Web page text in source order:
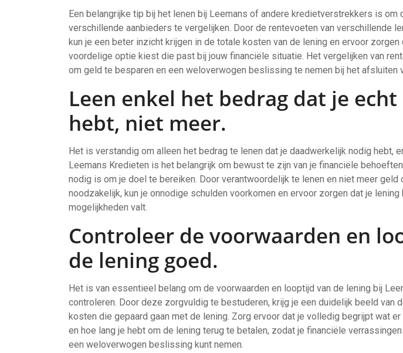
Een belangrijke tip bij het lenen bij Leemans of andere kredietverstrekkers is om
verschillende aanbieders te vergelijken. Door de rentevoeten van verschillende
kun je een beter inzicht krijgen in de totale kosten van de lening en ervoor
voordelige optie kiest die past bij jouw financiële situatie. Het vergelijken van
om geld te besparen en een weloverwogen beslissing te nemen bij het afsluiten
Leen enkel het bedrag dat je
hebt, niet meer.
Het is verstandig om alleen het bedrag te lenen dat je daadwerkelijk nodig hebt,
Leemans Kredieten is het belangrijk om bewust te zijn van je financiële
nodig is om je doel te bereiken. Door verantwoordelijk te lenen en niet meer geld
noodzakelijk, kun je onnodige schulden voorkomen en ervoor zorgen dat je lening
mogelijkheden valt.
Controleer de voorwaarden en
de lening goed.
Het is van essentieel belang om de voorwaarden en looptijd van de lening bij
controleren. Door deze zorgvuldig te bestuderen, krijg je een duidelijk beeld van
kosten die gepaard gaan met de lening. Zorg ervoor dat je volledig begrijpt wat
en hoe lang je hebt om de lening terug te betalen, zodat je financiële
een weloverwogen beslissing kunt nemen.